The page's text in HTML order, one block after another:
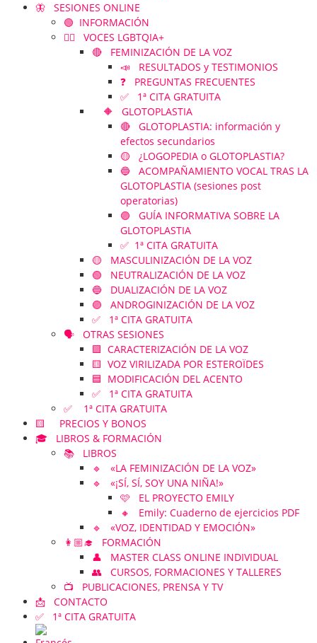
🦋 SESIONES ONLINE
🟢 INFORMACIÓN
🏳️‍🌈 VOCES LGBTQIA+
🔴 FEMINIZACIÓN DE LA VOZ
📣 RESULTADOS y TESTIMONIOS
❓ PREGUNTAS FRECUENTES
✅ 1ª CITA GRATUITA
🔶 GLOTOPLASTIA
🔴 GLOTOPLASTIA: información y
efectos secundarios
🟡 ¿LOGOPEDIA o GLOTOPLASTIA?
🔵 ACOMPAÑAMIENTO VOCAL TRAS LA
GLOTOPLASTIA (sesiones post
operatorias)
🟣 GUÍA INFORMATIVA SOBRE LA
GLOTOPLASTIA
✅ 1ª CITA GRATUITA
🟡 MASCULINIZACIÓN DE LA VOZ
🟢 NEUTRALIZACIÓN DE LA VOZ
🔵 DUALIZACIÓN DE LA VOZ
🟣 ANDROGINIZACIÓN DE LA VOZ
✅ 1ª CITA GRATUITA
🗣️ OTRAS SESIONES
🟪 CARACTERIZACIÓN DE LA VOZ
🟨 VOZ VIRILIZADA POR ESTEROÏDES
🟦 MODIFICACIÓN DEL ACENTO
✅ 1ª CITA GRATUITA
✅ 1ª CITA GRATUITA
🟨 PRECIOS Y BONOS
🎓 LIBROS & FORMACIÓN
📚 LIBROS
🔹 «LA FEMINIZACIÓN DE LA VOZ»
🔹 «¡SÍ, SÍ, SOY UNA NIÑA!»
🩷 EL PROYECTO EMILY
🔸 Emily: Cuaderno de ejercicios PDF
🔹 «VOZ, IDENTIDAD Y EMOCIÓN»
👩🏼‍🎓 FORMACIÓN
👤 MASTER CLASS ONLINE INDIVIDUAL
👥 CURSOS, FORMACIONES Y TALLERES
📺 PUBLICACIONES, PRENSA Y TV
📩 CONTACTO
✅ 1ª CITA GRATUITA